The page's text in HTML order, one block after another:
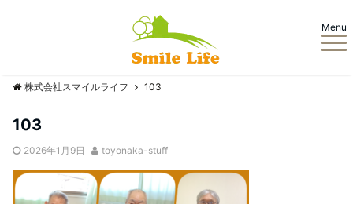
Menu
株式会社スマイルライフ 103
103
2026年1月9日 toyonaka-stuff